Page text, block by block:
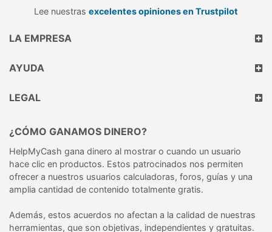
Lee nuestras excelentes opiniones en Trustpilot
LA EMPRESA
AYUDA
LEGAL
¿CÓMO GANAMOS DINERO?
HelpMyCash gana dinero al mostrar o cuando un usuario
hace clic en productos. Estos patrocinados nos permiten
ofrecer a nuestros usuarios calculadoras, foros, guías y una
amplia cantidad de contenido totalmente gratis.
Además, estos acuerdos no afectan a la calidad de nuestras
herramientas, que son objetivas, independientes y gratuitas.